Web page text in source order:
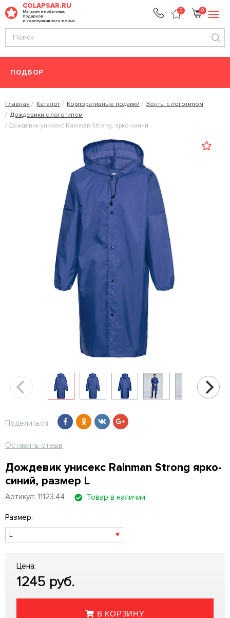
COLAPSAR.RU
Магазин необычных
подарков
и корпоративного мерча
0 0
ПОДБОР
Главная Каталог Корпоративные подарки
Зонты с логотипом
Дождевики с логотипом
Дождевик унисекс Rainman Strong, ярко-синий
Поделиться:
Оставить отзыв
Дождевик унисекс Rainman Strong ярко-
синий, размер L
Артикул: 11123.44 Товар в наличии
Размер:
Цена:
1245 руб.
В КОРЗИНУ